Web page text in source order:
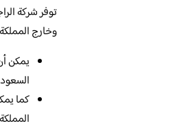
توفر شركة
وخارج
يمكن